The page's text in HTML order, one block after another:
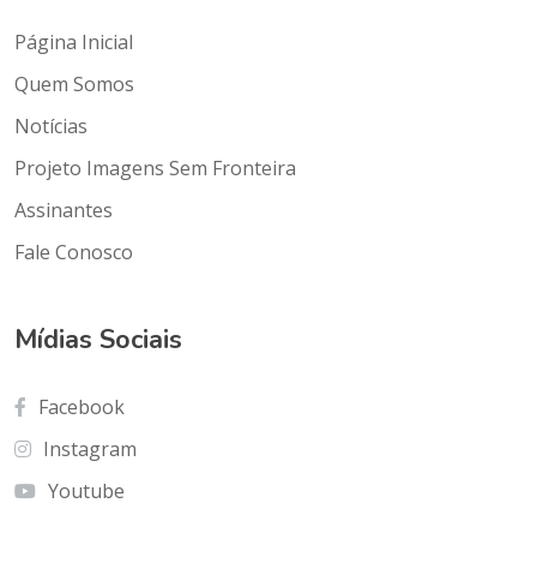
Página Inicial
Quem Somos
Notícias
Projeto Imagens Sem Fronteira
Assinantes
Fale Conosco
Mídias Sociais
Facebook
Instagram
Youtube